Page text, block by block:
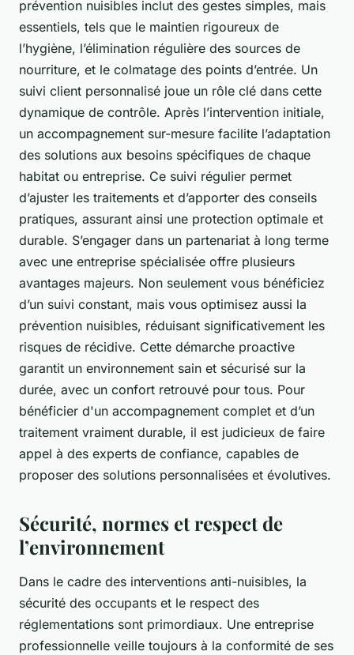
prévention nuisibles inclut des gestes simples, mais
essentiels, tels que le maintien rigoureux de
l’hygiène, l’élimination régulière des sources de
nourriture, et le colmatage des points d’entrée. Un
suivi client personnalisé joue un rôle clé dans cette
dynamique de contrôle. Après l’intervention initiale,
un accompagnement sur-mesure facilite l’adaptation
des solutions aux besoins spécifiques de chaque
habitat ou entreprise. Ce suivi régulier permet
d’ajuster les traitements et d’apporter des conseils
pratiques, assurant ainsi une protection optimale et
durable. S’engager dans un partenariat à long terme
avec une entreprise spécialisée offre plusieurs
avantages majeurs. Non seulement vous bénéficiez
d’un suivi constant, mais vous optimisez aussi la
prévention nuisibles, réduisant significativement les
risques de récidive. Cette démarche proactive
garantit un environnement sain et sécurisé sur la
durée, avec un confort retrouvé pour tous. Pour
bénéficier d'un accompagnement complet et d’un
traitement vraiment durable, il est judicieux de faire
appel à des experts de confiance, capables de
proposer des solutions personnalisées et évolutives.
Sécurité, normes et respect de
l’environnement
Dans le cadre des interventions anti-nuisibles, la
sécurité des occupants et le respect des
réglementations sont primordiaux. Une entreprise
professionnelle veille toujours à la conformité de ses